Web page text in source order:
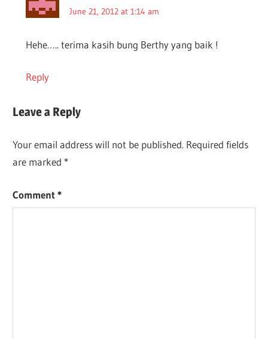
June 21, 2012 at 1:14 am
Hehe….. terima kasih bung Berthy yang baik !
Reply
Leave a Reply
Your email address will not be published. Required fields
are marked *
Comment*